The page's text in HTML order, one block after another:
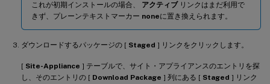
これが初期インストールの場合、 アクティブリンクはまだ利用で
きず、プレーンテキストマーカー noneに置き換えられます。
ダウンロードするパッケージの [ Staged ] リンクをクリックします。
[ Site-Appliance ] テーブルで、サイト・アプライアンスのエントリを探
し、そのエントリの [ Download Package ] 列にある [ Staged ] リンク